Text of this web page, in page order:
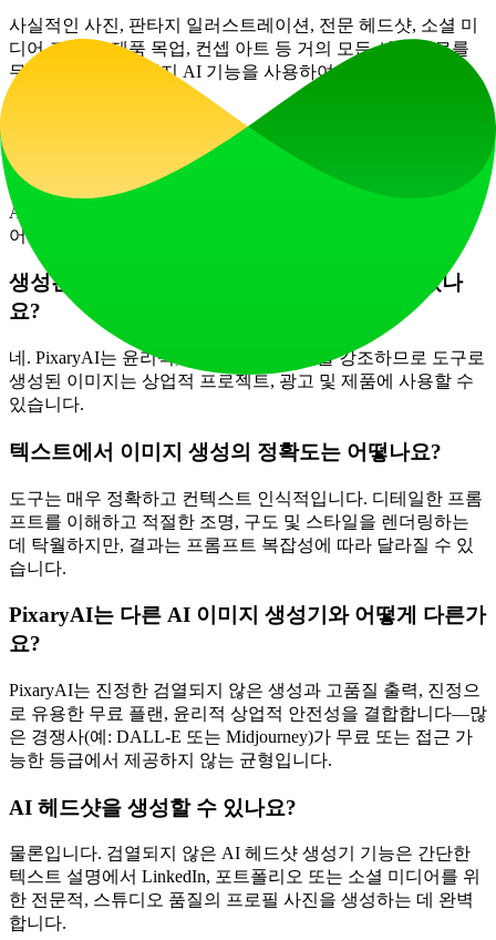
사실적인 사진, 판타지 일러스트레이션, 전문 헤드샷, 소셜 미
디어 그래픽, 제품 목업, 컨셉 아트 등 거의 모든 시각 자료를
무제한 텍스트-이미지 AI 기능을 사용하여 생성할 수 있습니
사용하려면 디자인 기술이 필요한가요?
기술적 또는 디자인 기술이 필요하지 않습니다. 검열되지 않은
AI 사진 생성기는 모두를 위해 구축되었습니다—단지 아이디
어를 단어로 설명하면 AI가 생성 작업을 처리합니다.
생성된 이미지를 상업적 목적으로 사용할 수 있나
요?
네. PixaryAI는 윤리적, 상업적 안전 생성을 강조하므로 도구로
생성된 이미지는 상업적 프로젝트, 광고 및 제품에 사용할 수
있습니다.
텍스트에서 이미지 생성의 정확도는 어떻나요?
도구는 매우 정확하고 컨텍스트 인식적입니다. 디테일한 프롬
프트를 이해하고 적절한 조명, 구도 및 스타일을 렌더링하는
데 탁월하지만, 결과는 프롬프트 복잡성에 따라 달라질 수 있
습니다.
PixaryAI는 다른 AI 이미지 생성기와 어떻게 다른가
요?
PixaryAI는 진정한 검열되지 않은 생성과 고품질 출력, 진정으
로 유용한 무료 플랜, 윤리적 상업적 안전성을 결합합니다—많
은 경쟁사(예: DALL-E 또는 Midjourney)가 무료 또는 접근 가
능한 등급에서 제공하지 않는 균형입니다.
AI 헤드샷을 생성할 수 있나요?
물론입니다. 검열되지 않은 AI 헤드샷 생성기 기능은 간단한
텍스트 설명에서 LinkedIn, 포트폴리오 또는 소셜 미디어를 위
한 전문적, 스튜디오 품질의 프로필 사진을 생성하는 데 완벽
합니다.